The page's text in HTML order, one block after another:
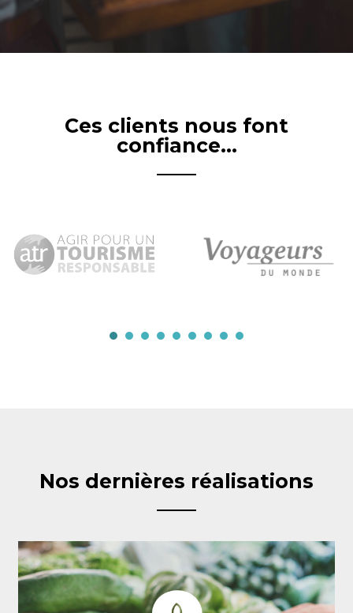
Ces clients nous font
confiance...
Nos dernières réalisations